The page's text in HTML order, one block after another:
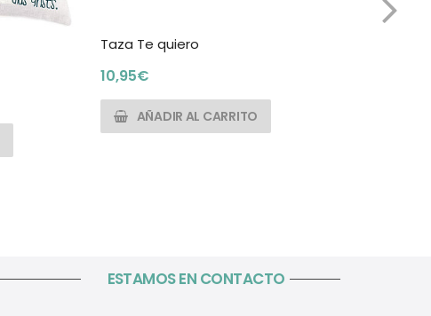
Taza Te quiero
10,95€
AÑADIR AL CARRITO
ESTAMOS EN CONTACTO